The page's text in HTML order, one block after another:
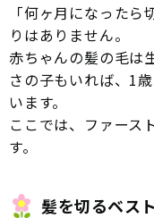
「何ヶ月になった
りはありません。
赤ちゃんの髪の毛は
さの子もいれば、1
います。
ここでは、ファース
す。
髪を切るベス